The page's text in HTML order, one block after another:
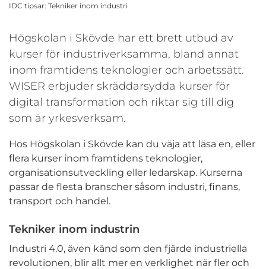
IDC tipsar: Tekniker inom industri
Högskolan i Skövde har ett brett utbud av
kurser för industriverksamma, bland annat
inom framtidens teknologier och arbetssätt.
WISER erbjuder skräddarsydda kurser för
digital transformation och riktar sig till dig
som är yrkesverksam.
Hos Högskolan i Skövde kan du väja att läsa en, eller
flera kurser inom framtidens teknologier,
organisationsutveckling eller ledarskap. Kurserna
passar de flesta branscher såsom industri, finans,
transport och handel.
Tekniker inom industrin
Industri 4.0, även känd som den fjärde industriella
revolutionen, blir allt mer en verklighet när fler och